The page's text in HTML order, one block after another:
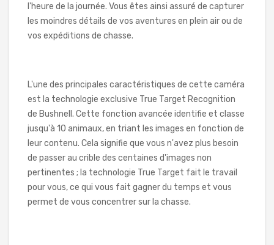
l'heure de la journée. Vous êtes ainsi assuré de capturer
les moindres détails de vos aventures en plein air ou de
vos expéditions de chasse.
L'une des principales caractéristiques de cette caméra
est la technologie exclusive True Target Recognition
de Bushnell. Cette fonction avancée identifie et classe
jusqu'à 10 animaux, en triant les images en fonction de
leur contenu. Cela signifie que vous n'avez plus besoin
de passer au crible des centaines d'images non
pertinentes ; la technologie True Target fait le travail
pour vous, ce qui vous fait gagner du temps et vous
permet de vous concentrer sur la chasse.